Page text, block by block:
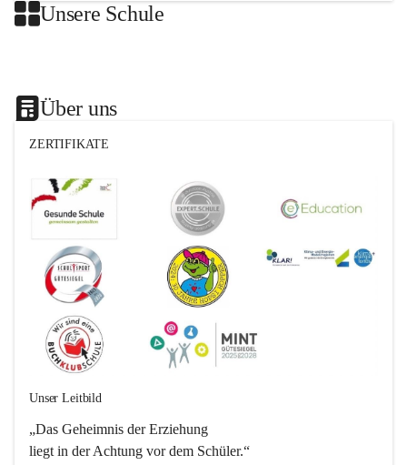
Unsere Schule
Über uns
ZERTIFIKATE
Unser Leitbild
„Das Geheimnis der Erziehung
liegt in der Achtung vor dem Schüler.“